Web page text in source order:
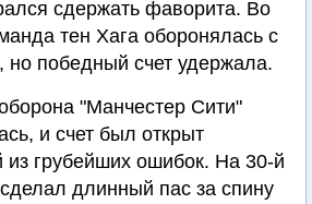
сдержать фаворита. Во
тен Хага оборонялась с
победный счет удержала.
"Манчестер Сити"
и счет был открыт
из грубейших ошибок. На 30-й
длинный пас за спину